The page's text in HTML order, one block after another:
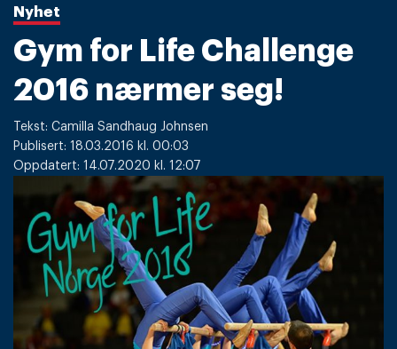
Nyhet
Gym for Life Challenge
2016 nærmer seg!
Tekst: Camilla Sandhaug Johnsen
Publisert: 18.03.2016 kl. 00:03
Oppdatert: 14.07.2020 kl. 12:07